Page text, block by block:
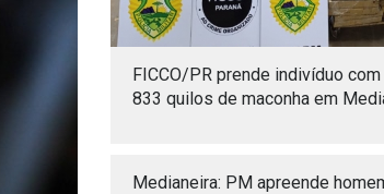
FICCO/PR prende indivíduo
833 quilos de maconha em
Medianeira: PM apreende